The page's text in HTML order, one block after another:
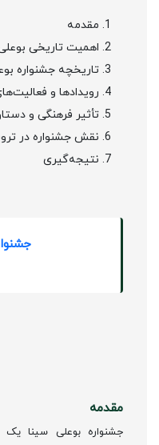
مقدمه
اهمیت تاریخی
تاریخچه جشنواره
رویدادها و
تأثیر فرهنگی و
نقش جشنواره در
نتیجه‌گیری
مقدمه
جشنواره بوعلی سینا